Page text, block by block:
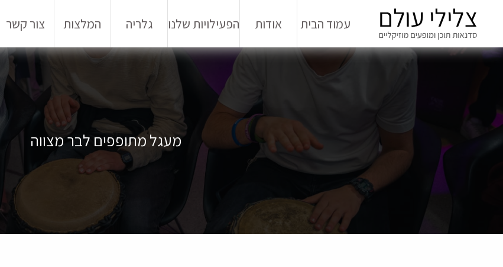
עמוד הבית אודות הפעילויות שלנו גלריה המלצות צור קשר
מעגל מתופפים לבר מצווה